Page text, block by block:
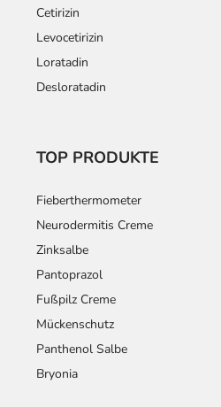
Cetirizin
Levocetirizin
Loratadin
Desloratadin
TOP PRODUKTE
Fieberthermometer
Neurodermitis Creme
Zinksalbe
Pantoprazol
Fußpilz Creme
Mückenschutz
Panthenol Salbe
Bryonia